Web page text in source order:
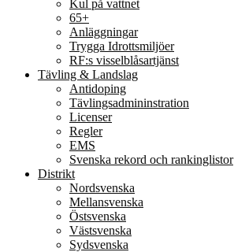
Kul på vattnet
65+
Anläggningar
Trygga Idrottsmiljöer
RF:s visselblåsartjänst
Tävling & Landslag
Antidoping
Tävlingsadmininstration
Licenser
Regler
EMS
Svenska rekord och rankinglistor
Distrikt
Nordsvenska
Mellansvenska
Östsvenska
Västsvenska
Sydsvenska